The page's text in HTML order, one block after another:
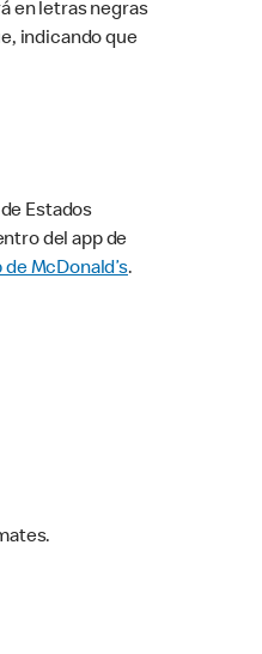
en letras negras
indicando que
Estados
del app de
de McDonald’s.